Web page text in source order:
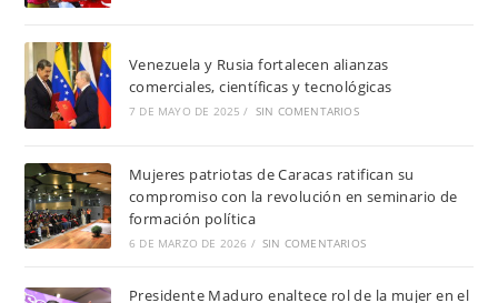
Venezuela y Rusia fortalecen alianzas
comerciales, científicas y tecnológicas
7 DE MAYO DE 2025 / SIN COMENTARIOS
Mujeres patriotas de Caracas ratifican su
compromiso con la revolución en seminario de
formación política
6 DE MARZO DE 2026 / SIN COMENTARIOS
Presidente Maduro enaltece rol de la mujer en el